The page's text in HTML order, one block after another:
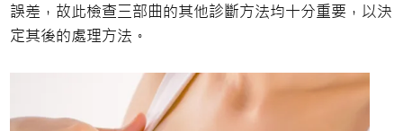
誤差，故此檢查三部曲的其他診斷方法均十分重要，以決
定其後的處理方法。